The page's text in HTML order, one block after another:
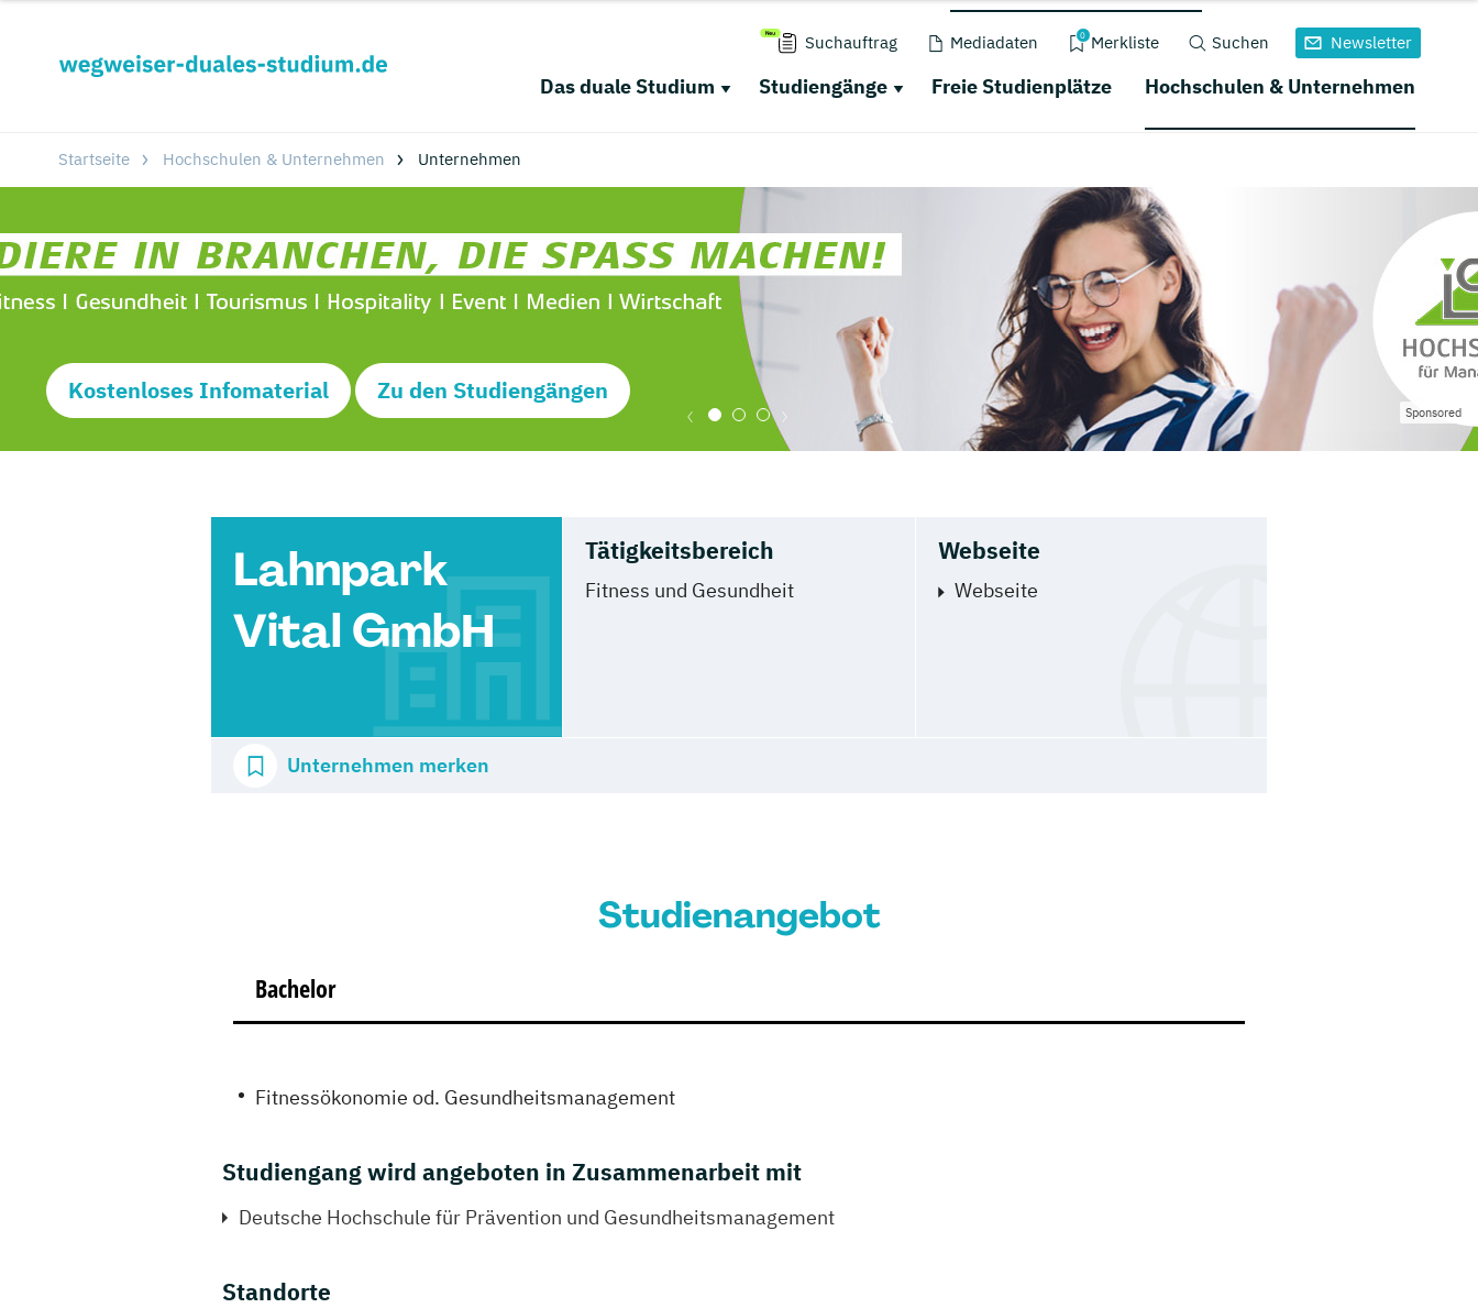
Suchauftrag Mediadaten 0 Merkliste Suchen Newsletter
Das duale Studium Studiengänge Freie Studienplätze Hochschulen & Unternehmen
Startseite Hochschulen & Unternehmen Unternehmen
Kostenloses Infomaterial Zu den Studiengängen
Sponsored
Lahnpark
Vital GmbH
Tätigkeitsbereich
Fitness und Gesundheit
Webseite
Webseite
Unternehmen merken
Studienangebot
Bachelor
Fitnessökonomie od. Gesundheitsmanagement
Studiengang wird angeboten in Zusammenarbeit mit
Deutsche Hochschule für Prävention und Gesundheitsmanagement
Standorte